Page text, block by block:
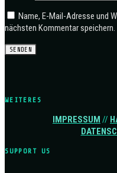
Name, E-Mail-Adresse und
nächsten Kommentar speichern.
WEITERES
IMPRESSUM //
SUPPORT US